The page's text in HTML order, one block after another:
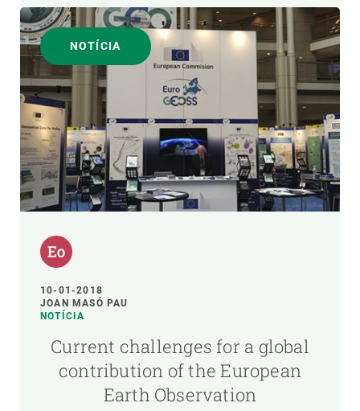
NOTÍCIA
10-01-2018
JOAN MASÓ PAU
NOTÍCIA
Current challenges for a global
contribution of the European
Earth Observation